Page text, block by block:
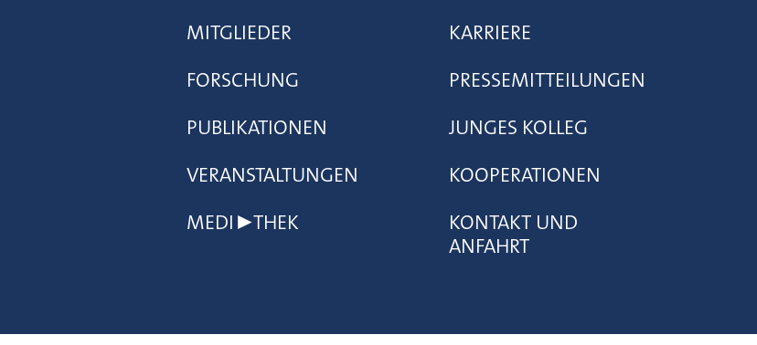
MITGLIEDER
FORSCHUNG
PUBLIKATIONEN
VERANSTALTUNGEN
MEDI▶THEK
KARRIERE
PRESSEMITTEILUNGEN
JUNGES KOLLEG
KOOPERATIONEN
KONTAKT UND
ANFAHRT